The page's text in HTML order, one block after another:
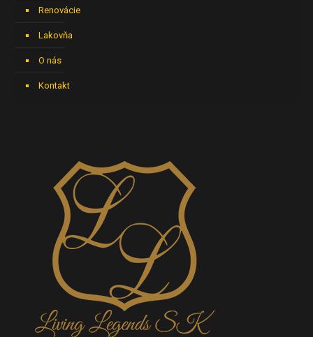
Renovácie
Lakovňa
O nás
Kontakt